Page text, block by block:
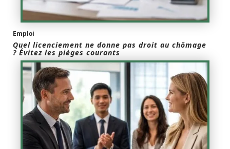
Emploi
Quel licenciement ne donne pas droit au chômage
? Évitez les pièges courants